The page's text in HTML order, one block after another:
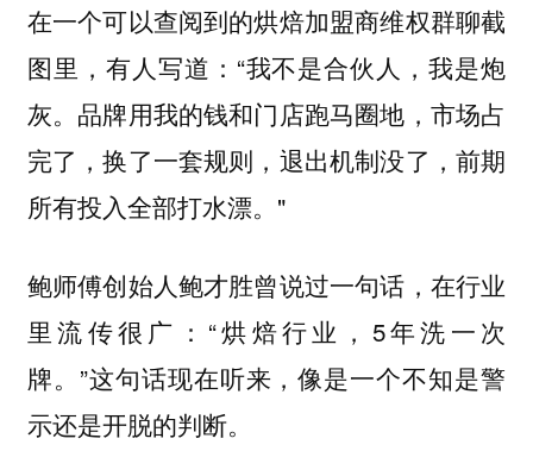
在一个可以查阅到的烘焙加盟商维权群聊截
图里，有人写道：“我不是合伙人，我是炮
灰。品牌用我的钱和门店跑马圈地，市场占
完了，换了一套规则，退出机制没了，前期
所有投入全部打水漂。"
鲍师傅创始人鲍才胜曾说过一句话，在行业
里流传很广：“烘焙行业，5年洗一次
牌。”这句话现在听来，像是一个不知是警
示还是开脱的判断。